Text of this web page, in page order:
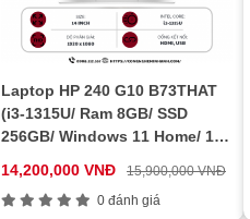
Laptop HP 240 G10 B73THAT
(i3-1315U/ Ram 8GB/ SSD
256GB/ Windows 11 Home/ 1Y/
14,200,000 VNĐ
15,900,000 VNĐ
0 đánh giá